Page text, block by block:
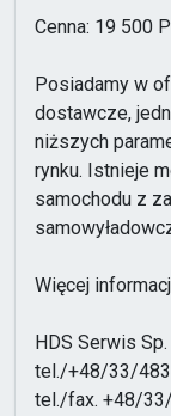
Cenna: 19 500
Posiadamy w
dostawcze,
niższych
rynku. Istnieje
samochodu z
Więcej
HDS Serwis Sp.
tel./+48/33/
tel./fax. +48/